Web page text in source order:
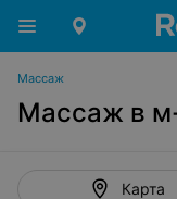
Массаж
Массаж в
Карта